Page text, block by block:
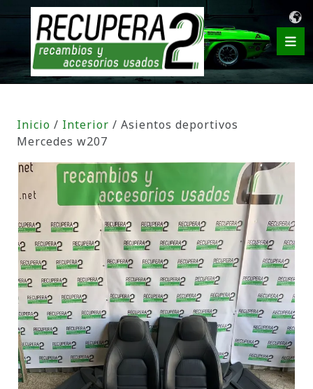
Inicio / Interior / Asientos deportivos
Mercedes w207